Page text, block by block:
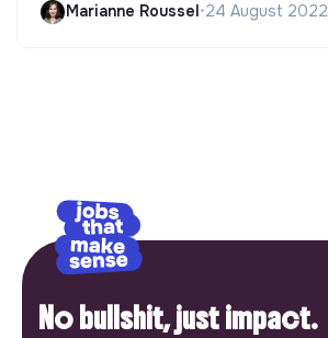
Marianne Roussel •24 August 2022
No bullshit, just impact.